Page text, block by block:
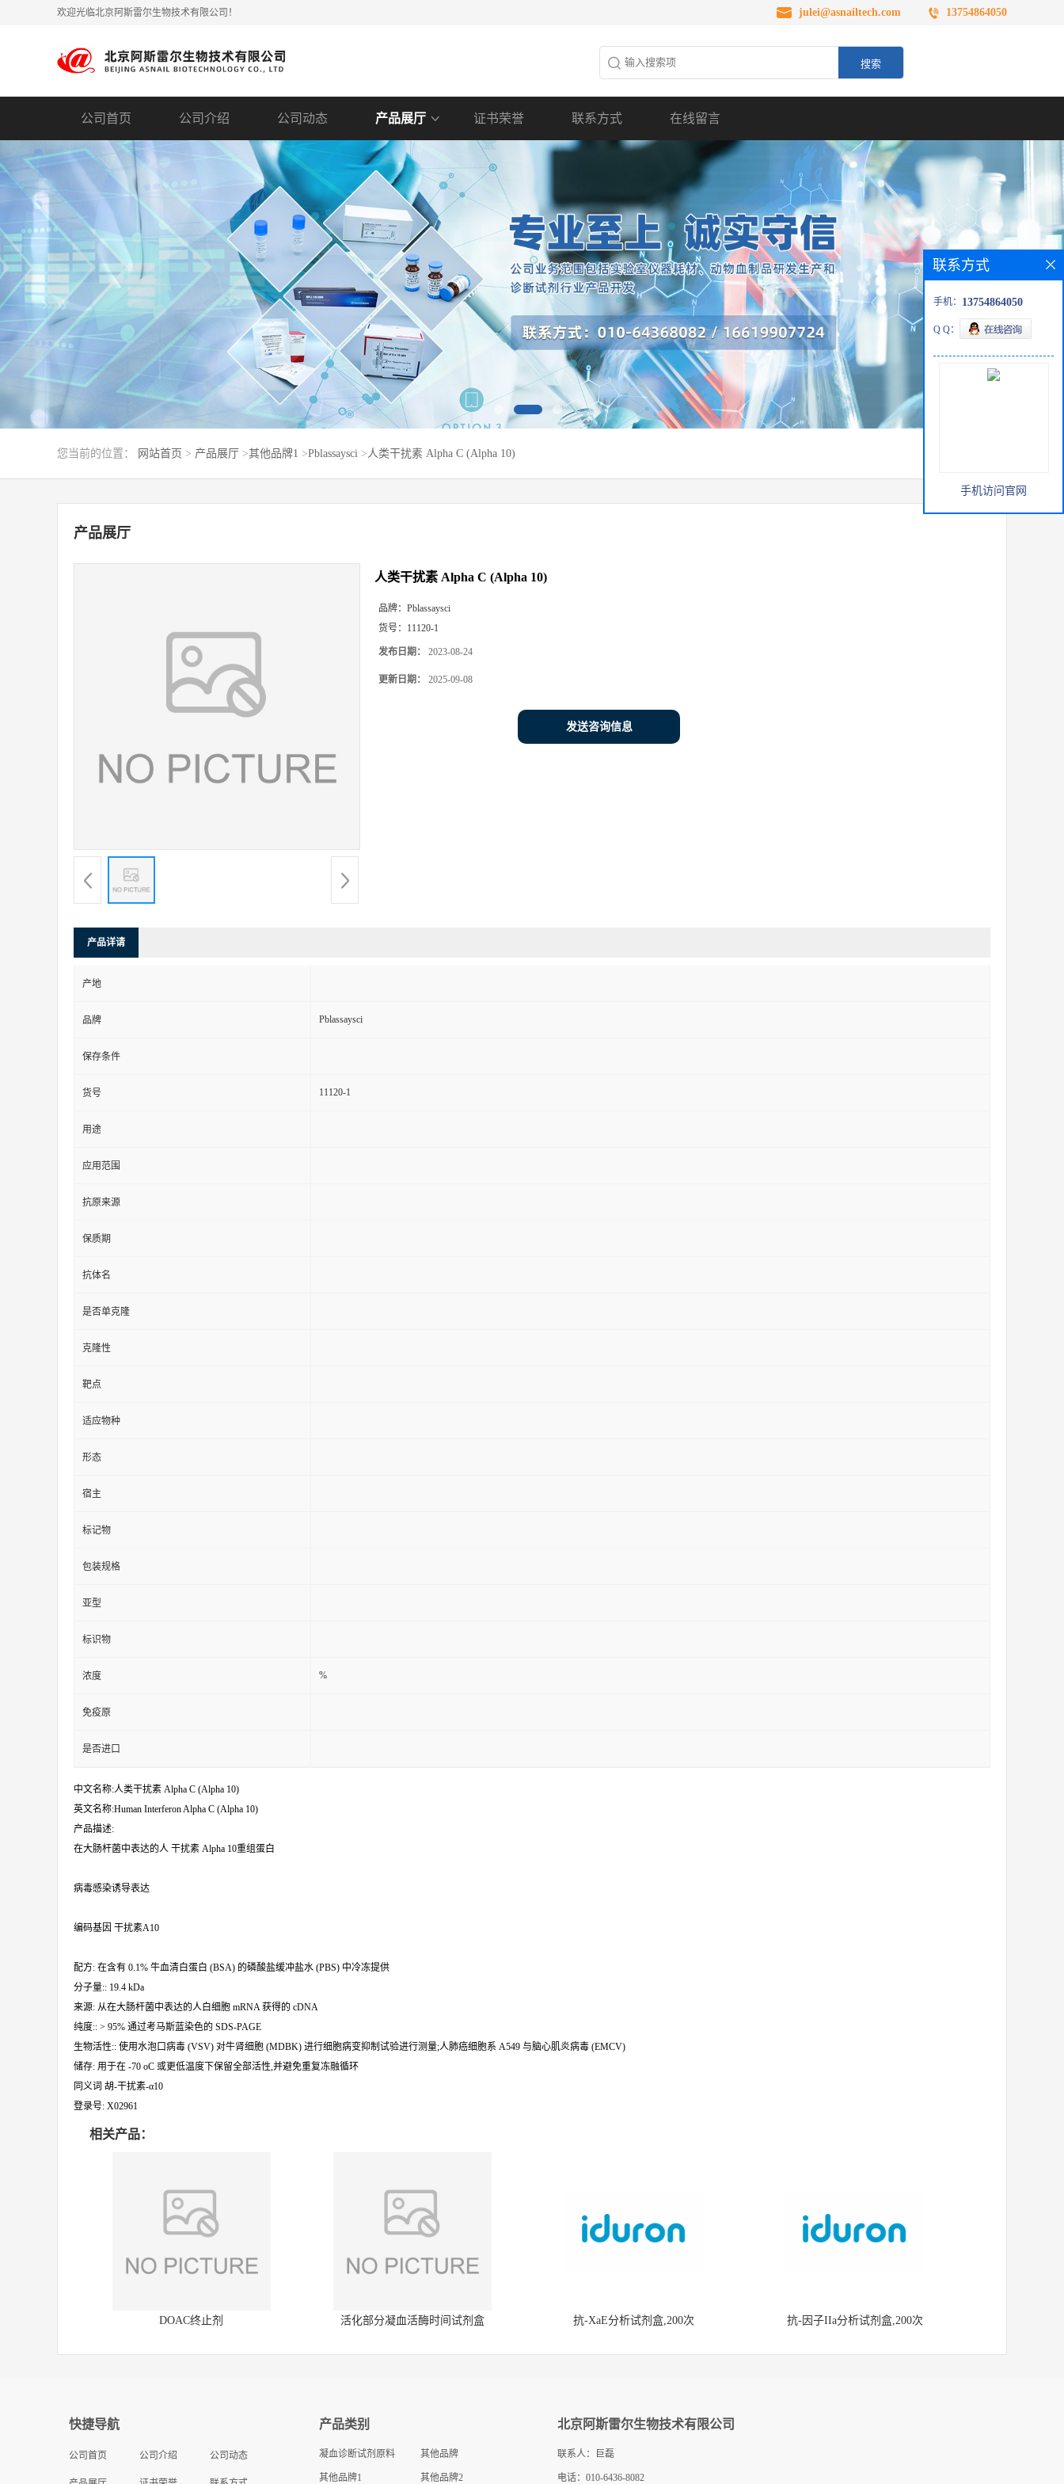
欢迎光临北京阿斯雷尔生物技术有限公司！ julei@asnailtech.com 13754864050
公司首页 公司介绍 公司动态 产品展厅 证书荣誉 联系方式 在线留言
您当前的位置： 网站首页 > 产品展厅 >其他品牌1 >Pblassaysci >人类干扰素 Alpha C (Alpha 10)
产品展厅
人类干扰素 Alpha C (Alpha 10)
品牌： Pblassaysci
货号： 11120-1
发布日期： 2023-08-24
更新日期： 2025-09-08
发送咨询信息
产品详请
产地
品牌 Pblassaysci
保存条件
货号 11120-1
用途
应用范围
抗原来源
保质期
抗体名
是否单克隆
克隆性
靶点
适应物种
形态
宿主
标记物
包装规格
亚型
标识物
浓度 %
免疫原
是否进口
中文名称:人类干扰素 Alpha C (Alpha 10)
英文名称:Human Interferon Alpha C (Alpha 10)
产品描述:
在大肠杆菌中表达的人 干扰素 Alpha 10重组蛋白
病毒感染诱导表达
编码基因 干扰素A10
配方: 在含有 0.1% 牛血清白蛋白 (BSA) 的磷酸盐缓冲盐水 (PBS) 中冷冻提供
分子量:: 19.4 kDa
来源: 从在大肠杆菌中表达的人白细胞 mRNA 获得的 cDNA
纯度:: > 95% 通过考马斯蓝染色的 SDS-PAGE
生物活性:: 使用水泡口病毒 (VSV) 对牛肾细胞 (MDBK) 进行细胞病变抑制试验进行测量;人肺癌细胞系 A549 与脑心肌炎病毒 (EMCV)
储存: 用于在 -70 oC 或更低温度下保留全部活性,并避免重复冻融循环
同义词 胡-干扰素-α10
登录号: X02961
相关产品：
DOAC终止剂 活化部分凝血活酶时间试剂盒 抗-XaE分析试剂盒,200次 抗-因子IIa分析试剂盒,200次
联系方式
手机： 13754864050
Q Q：
手机访问官网
快捷导航
公司首页 公司介绍 公司动态
产品类别
凝血诊断试剂原料 其他品牌
其他品牌1 其他品牌2
北京阿斯雷尔生物技术有限公司
联系人：巨磊
电话：010-6436-8082